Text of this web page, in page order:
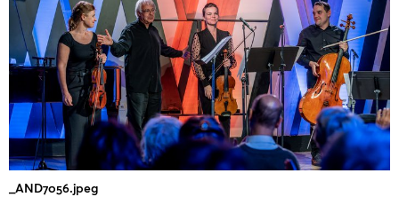
_AND7056.jpeg